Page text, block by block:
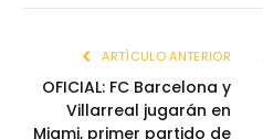
ARTÍCULO ANTERIOR
OFICIAL: FC Barcelona y
Villarreal jugarán en
Miami, primer partido de